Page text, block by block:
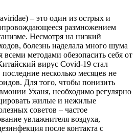
– это один из острых и
размножением
Несмотря на низкий
болезнь наделала много шума
методами обезопасить себя от
вирус Covid-19 стал
несколько месяцев не
Для того, чтобы понизить
Уханя, необходимо регулярно
жилые и нежилые
советов – частое
увлажнителя воздуха,
после контакта с